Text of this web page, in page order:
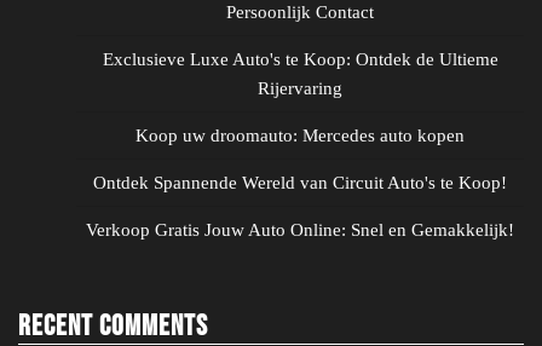
Persoonlijk Contact
Exclusieve Luxe Auto's te Koop: Ontdek de Ultieme
Rijervaring
Koop uw droomauto: Mercedes auto kopen
Ontdek Spannende Wereld van Circuit Auto's te Koop!
Verkoop Gratis Jouw Auto Online: Snel en Gemakkelijk!
Recent Comments